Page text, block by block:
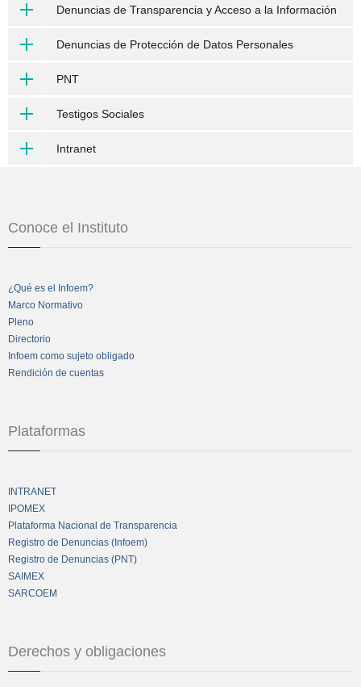
Denuncias de Transparencia y Acceso a la Información
Denuncias de Protección de Datos Personales
PNT
Testigos Sociales
Intranet
Conoce el Instituto
¿Qué es el Infoem?
Marco Normativo
Pleno
Directorio
Infoem como sujeto obligado
Rendición de cuentas
Plataformas
INTRANET
IPOMEX
Plataforma Nacional de Transparencia
Registro de Denuncias (Infoem)
Registro de Denuncias (PNT)
SAIMEX
SARCOEM
Derechos y obligaciones